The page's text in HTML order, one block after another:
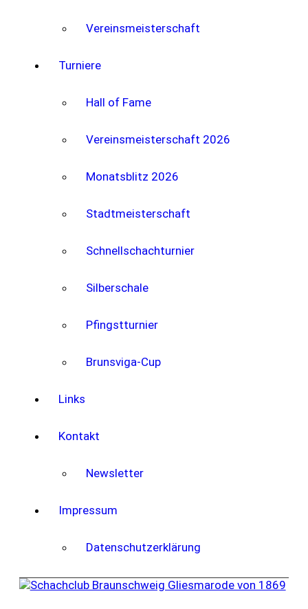
Vereinsmeisterschaft
Turniere
Hall of Fame
Vereinsmeisterschaft 2026
Monatsblitz 2026
Stadtmeisterschaft
Schnellschachturnier
Silberschale
Pfingstturnier
Brunsviga-Cup
Links
Kontakt
Newsletter
Impressum
Datenschutzerklärung